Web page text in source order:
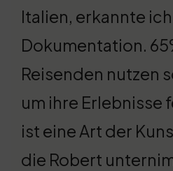
Italien, erkannte
Dokumentation.
Reisenden nutzen
um ihre Erlebnisse
ist eine Art der
die Robert